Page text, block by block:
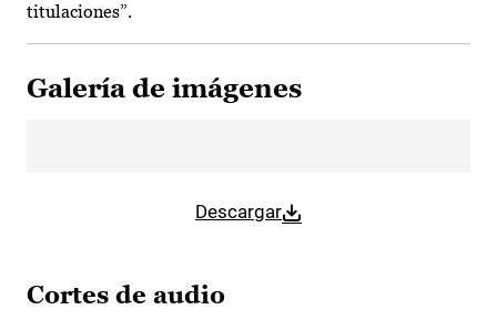
titulaciones”.
Galería de imágenes
Descargar
Cortes de audio